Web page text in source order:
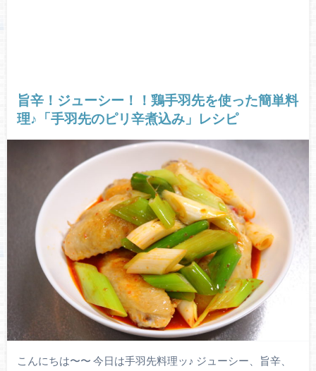
旨辛！ジューシー！！鶏手羽先を使った簡単料
理♪「手羽先のピリ辛煮込み」レシピ
こんにちは〜〜 今日は手羽先料理ッ♪ ジューシー、旨辛、